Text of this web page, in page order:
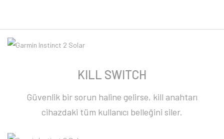
KILL SWITCH
Güvenlik bir sorun haline gelirse, kill anahtarı
cihazdaki tüm kullanıcı belleğini siler.